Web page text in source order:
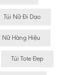
Túi Nữ Đi Dạo
Nữ Hàng Hiệu
Túi Tote Đẹp